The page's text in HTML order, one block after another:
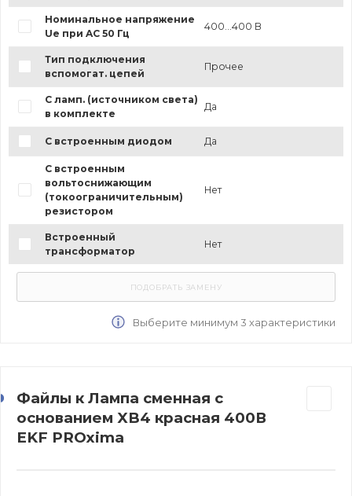
Номинальное напряжение
Ue при AC 50 Гц
400...400 В
Тип подключения
вспомогат. цепей
Прочее
С ламп. (источником света)
в комплекте
Да
С встроенным диодом Да
С встроенным
вольтоснижающим
(токоограничительным)
резистором
Нет
Встроенный
трансформатор
Нет
Выберите минимум 3 характеристики
Файлы к Лампа сменная c
основанием XB4 красная 400В
EKF PROxima